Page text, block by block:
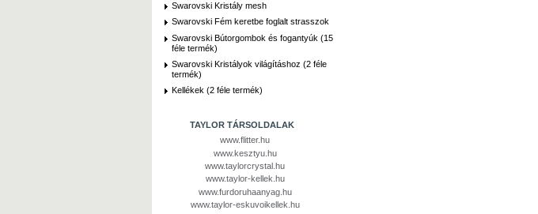
Swarovski Kristály mesh
Swarovski Fém keretbe foglalt strasszok
Swarovski Bútorgombok és fogantyúk (15
féle termék)
Swarovski Kristályok világításhoz (2 féle
termék)
Kellékek (2 féle termék)
TAYLOR TÁRSOLDALAK
www.flitter.hu
www.kesztyu.hu
www.taylorcrystal.hu
www.taylor-kellek.hu
www.furdoruhaanyag.hu
www.taylor-eskuvoikellek.hu